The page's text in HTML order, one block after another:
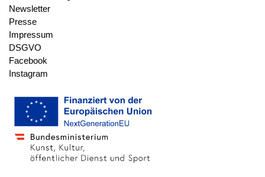
Werkverzeichnis
Provenienz
Newsletter
Presse
Impressum
DSGVO
Facebook
Instagram